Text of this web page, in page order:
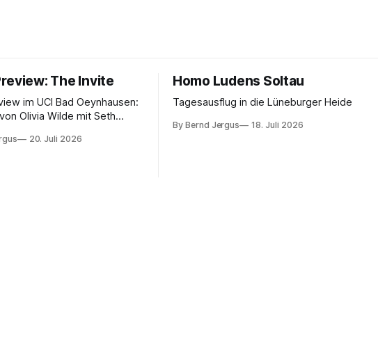
The Invite
im UCI Bad Oeynhausen:
Olivia Wilde mit Seth
Sex-Comedy, 8,5
20. Juli 2026
Homo Ludens Soltau
Tagesausflug in die Lüneburger Heide
By Bernd Jergus 18. Juli 2026